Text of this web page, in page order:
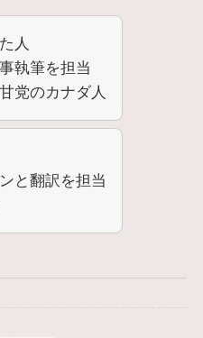
人
執筆を担当
党のカナダ人
と翻訳を担当